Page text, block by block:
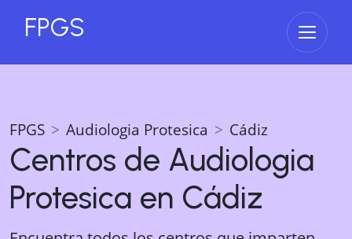
FPGS Abrir
FPGS Audiologia Protesica Cádiz
Centros de Audiologia
Protesica en Cádiz